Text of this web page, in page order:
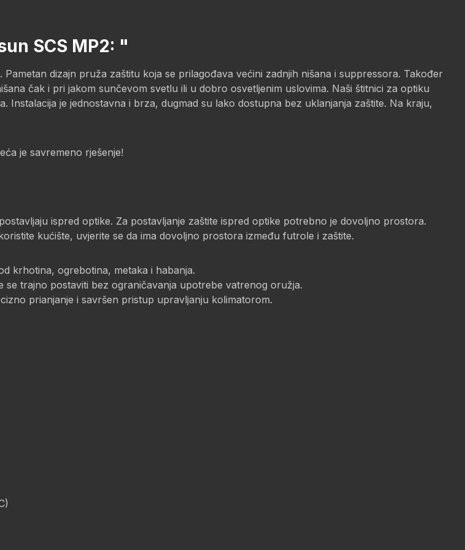
SCS MP2: "
dizajn pruža zaštitu koja se prilagođava većini zadnjih nišana i suppressora. Također
čak i pri jakom sunčevom svetlu ili u dobro osvetljenim uslovima. Naši štitnici za optiku
je jednostavna i brza, dugmad su lako dostupna bez uklanjanja zaštite. Na kraju,
je savremeno rješenje!
ispred optike. Za postavljanje zaštite ispred optike potrebno je dovoljno prostora.
kućište, uvjerite se da ima dovoljno prostora između futrole i zaštite.
krhotina, ogrebotina, metaka i habanja.
trajno postaviti bez ograničavanja upotrebe vatrenog oružja.
prianjanje i savršen pristup upravljanju kolimatorom.